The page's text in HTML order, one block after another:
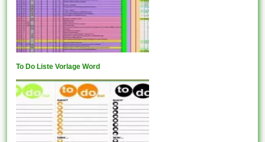
To Do Liste Vorlage Word